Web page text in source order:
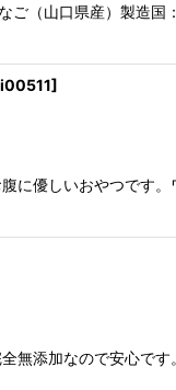
（山口県産）製造
]
に優しいおやつです
無添加なので安心で